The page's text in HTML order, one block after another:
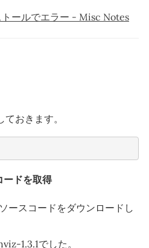
ールでエラー - Misc Notes
おきます。
ドを取得
ースコードをダウンロードし
1.3.1でした。